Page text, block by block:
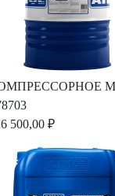
500,00 ₽